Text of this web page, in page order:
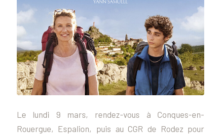
Le lundi 9 mars, rendez-vous à Conques-en-
Rouergue, Espalion, puis au CGR de Rodez pour